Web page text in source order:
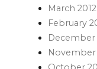
March 2012
February
December
November